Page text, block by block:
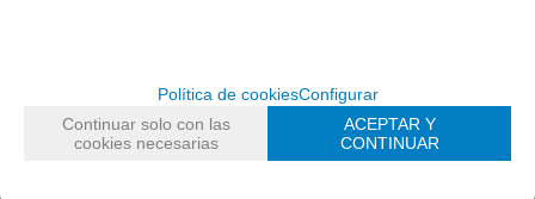
Estuches Guardacañas
Estuches Instrumento
Política de cookiesConfigurar
Continuar solo con las
cookies necesarias
ACEPTAR Y
CONTINUAR